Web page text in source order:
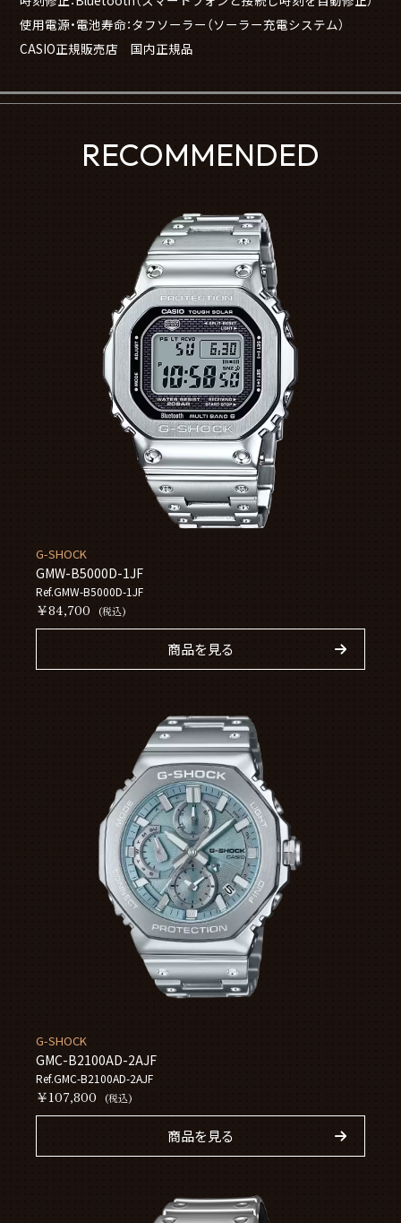
使用電源・電池寿命：タフソーラー（ソーラー充電システム）
CASIO正規販売店 国内正規品
RECOMMENDED
G-SHOCK
GMW-B5000D-1JF
Ref.GMW-B5000D-1JF
￥84,700 (税込)
商品を見る
G-SHOCK
GMC-B2100AD-2AJF
Ref.GMC-B2100AD-2AJF
￥107,800 (税込)
商品を見る